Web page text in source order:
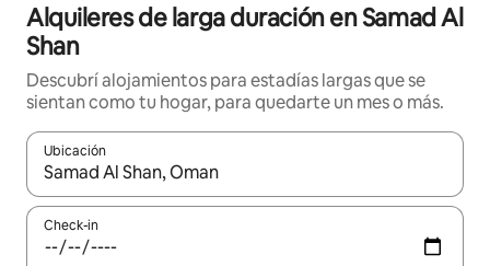
Alquileres de larga duración en Samad Al
Shan
Descubrí alojamientos para estadías largas que se
sientan como tu hogar, para quedarte un mes o más.
Ubicación
Cuando los resultados estén disponibles, navegá con las
Check-in